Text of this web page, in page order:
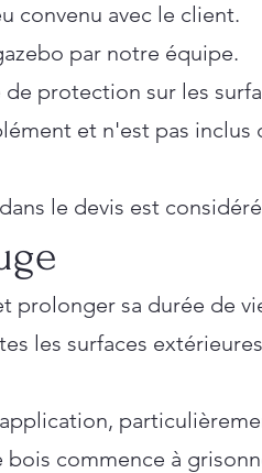
convenu avec le client.
par notre équipe.
protection sur les
et n'est pas inclus
le devis est
prolonger sa durée de
les surfaces
commence à